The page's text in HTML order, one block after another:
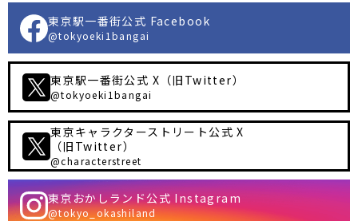
東京駅一番街公式 Facebook
@tokyoeki1bangai
東京駅一番街公式 X（旧Twitter）
@tokyoeki1bangai
東京キャラクターストリート公式 X
（旧Twitter）
@characterstreet
東京おかしランド公式 Instagram
@tokyo_okashiland